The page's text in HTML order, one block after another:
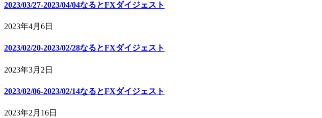
2023/03/27-2023/04/04なるとFXダイジェスト
2023年4月6日
2023/02/20-2023/02/28なるとFXダイジェスト
2023年3月2日
2023/02/06-2023/02/14なるとFXダイジェスト
2023年2月16日